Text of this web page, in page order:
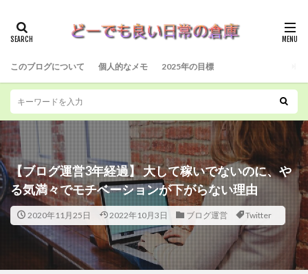
このブログについて 個人的なメモ 2025年の目標
【ブログ運営3年経過】 大して稼いでないのに、や
る気満々でモチベーションが下がらない理由
2020年11月25日 2022年10月3日 ブログ運営 Twitter